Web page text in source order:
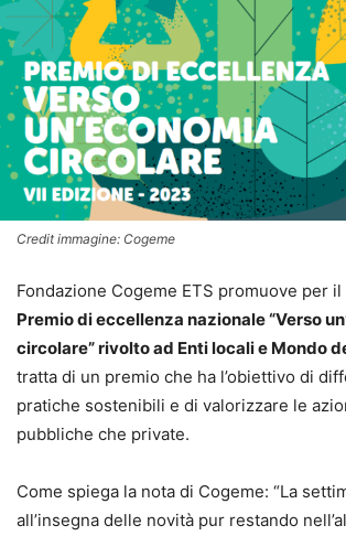
Credit immagine: Cogeme
Fondazione Cogeme ETS promuove per
Premio di eccellenza nazionale “Verso
circolare” rivolto ad Enti locali e Mondo
tratta di un premio che ha l’obiettivo di
pratiche sostenibili e di valorizzare le
pubbliche che private.
Come spiega la nota di Cogeme: “La
all’insegna delle novità pur restando